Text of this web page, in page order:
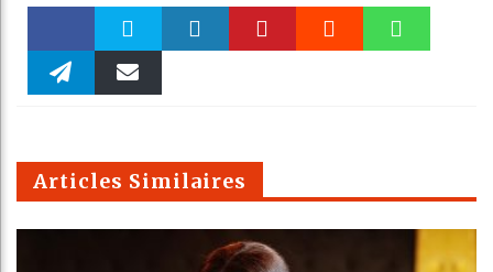
Faceboo Twitter
m
Articles Similaires